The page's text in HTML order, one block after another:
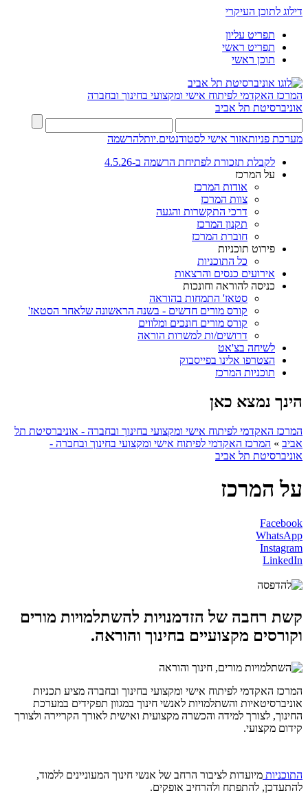
דילוג לתוכן העיקרי
תפריט עליון
תפריט ראשי
תוכן ראשי
המרכז האקדמי לפיתוח אישי ומקצועי בחינוך ובחברה
אוניברסיטת תל אביב
מערכת פניותאזור אישי לסטודנטים.יותלהרשמה
לקבלת תזכורת לפתיחת הרשמה ב-4.5.26
על המרכז
אודות המרכז
צוות המרכז
דרכי התקשרות והגעה
תקנון המרכז
חוברת המרכז
פירוט תוכניות
כל התוכניות
אירועים כנסים והרצאות
כניסה להוראה וחונכות
סטאז' התמחות בהוראה
קורס מורים חדשים - בשנה הראשונה שלאחר הסטאז'
קורס מורים חונכים ומלווים
דרושים/ות למשרות הוראה
לשיחה בצ'אט
הצטרפו אלינו בפייסבוק
תוכניות המרכז
הינך נמצא כאן
המרכז האקדמי לפיתוח אישי ומקצועי בחינוך ובחברה - אוניברסיטת תל
אביב » המרכז האקדמי לפיתוח אישי ומקצועי בחינוך ובחברה -
אוניברסיטת תל אביב
על המרכז
Facebook
WhatsApp
Instagram
LinkedIn
קשת רחבה של הזדמנויות להשתלמויות מורים
וקורסים מקצועיים בחינוך והוראה.
המרכז האקדמי לפיתוח אישי ומקצועי בחינוך ובחברה מציע תכניות
אוניברסיטאיות והשתלמויות לאנשי חינוך במגוון תפקידים במערכת
החינוך, לצורך למידה והכשרה מקצועית ואישית לאורך הקריירה ולצורך
קידום מקצועי.
התוכניות מיועדות לציבור הרחב של אנשי חינוך המעוניינים ללמוד,
להתעדכן, להתפתח ולהרחיב אופקים.